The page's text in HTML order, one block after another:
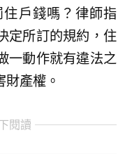
戶錢嗎？律師指
定所訂的規約，住
一動作就有違法之
產權。
閱讀